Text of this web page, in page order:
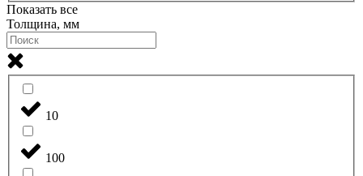
Показать все
Толщина, мм
10
100